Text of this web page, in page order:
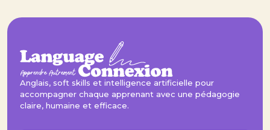
Anglais, soft skills et intelligence artificielle pour
accompagner chaque apprenant avec une pédagogie
claire, humaine et efficace.